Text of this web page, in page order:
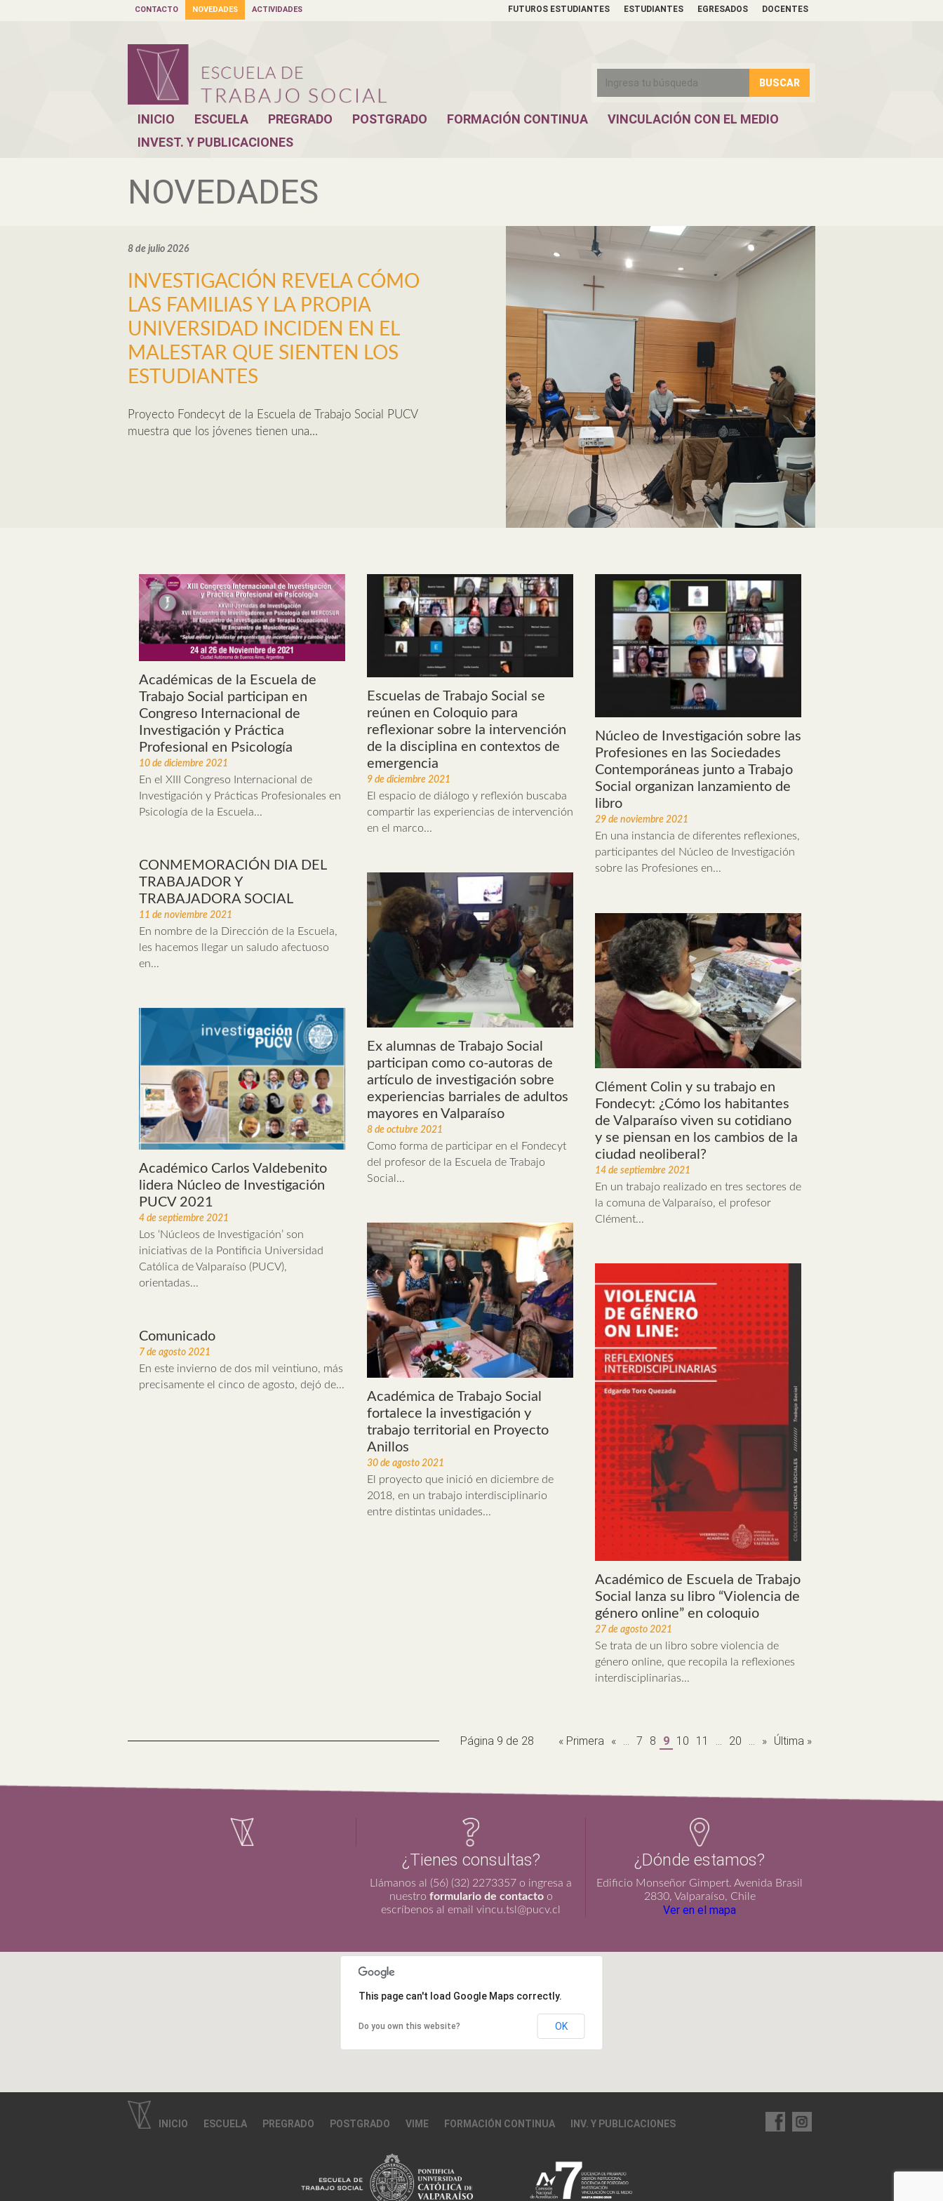
CONTACTO NOVEDADES ACTIVIDADES FUTUROS ESTUDIANTES ESTUDIANTES EGRESADOS DOCENTES
INICIO ESCUELA PREGRADO POSTGRADO FORMACIÓN CONTINUA
VINCULACIÓN CON EL MEDIO
INVEST. Y PUBLICACIONES
NOVEDADES
8 de julio 2026
INVESTIGACIÓN REVELA CÓMO
LAS FAMILIAS Y LA PROPIA
UNIVERSIDAD INCIDEN EN EL
MALESTAR QUE SIENTEN LOS
ESTUDIANTES
Proyecto Fondecyt de la Escuela de Trabajo Social PUCV
muestra que los jóvenes tienen una...
Académicas de la Escuela de
Trabajo Social participan en
Congreso Internacional de
Investigación y Práctica
Profesional en Psicología
10 de diciembre 2021
En el XIII Congreso Internacional de
Investigación y Prácticas Profesionales en
Psicología de la Escuela...
Escuelas de Trabajo Social se
reúnen en Coloquio para
reflexionar sobre la intervención
de la disciplina en contextos de
emergencia
9 de diciembre 2021
El espacio de diálogo y reflexión buscaba
compartir las experiencias de intervención
en el marco...
Núcleo de Investigación sobre las
Profesiones en las Sociedades
Contemporáneas junto a Trabajo
Social organizan lanzamiento de
libro
29 de noviembre 2021
En una instancia de diferentes reflexiones,
participantes del Núcleo de Investigación
sobre las Profesiones en...
CONMEMORACIÓN DIA DEL
TRABAJADOR Y
TRABAJADORA SOCIAL
11 de noviembre 2021
En nombre de la Dirección de la Escuela,
les hacemos llegar un saludo afectuoso
en...
Ex alumnas de Trabajo Social
participan como co-autoras de
artículo de investigación sobre
experiencias barriales de adultos
mayores en Valparaíso
8 de octubre 2021
Como forma de participar en el Fondecyt
del profesor de la Escuela de Trabajo
Social...
Clément Colin y su trabajo en
Fondecyt: ¿Cómo los habitantes
de Valparaíso viven su cotidiano
y se piensan en los cambios de la
ciudad neoliberal?
14 de septiembre 2021
En un trabajo realizado en tres sectores de
la comuna de Valparaíso, el profesor
Clément...
Académico Carlos Valdebenito
lidera Núcleo de Investigación
PUCV 2021
4 de septiembre 2021
Los ‘Núcleos de Investigación’ son
iniciativas de la Pontificia Universidad
Católica de Valparaíso (PUCV),
orientadas...
Académica de Trabajo Social
fortalece la investigación y
trabajo territorial en Proyecto
Anillos
30 de agosto 2021
El proyecto que inició en diciembre de
2018, en un trabajo interdisciplinario
entre distintas unidades...
Académico de Escuela de Trabajo
Social lanza su libro “Violencia de
género online” en coloquio
27 de agosto 2021
Se trata de un libro sobre violencia de
género online, que recopila la reflexiones
interdisciplinarias...
Comunicado
7 de agosto 2021
En este invierno de dos mil veintiuno, más
precisamente el cinco de agosto, dejó de...
Página 9 de 28 « Primera « 7 8 9 10 11 20 » Última »
¿Tienes consultas?
Llámanos al (56) (32) 2273357 o ingresa a
nuestro formulario de contactoo
escríbenos al email vincu.tsl@pucv.cl
¿Dónde estamos?
Edificio Monseñor Gimpert. Avenida Brasil
2830, Valparaíso, Chile
Ver en el mapa
This page can't load Google Maps correctly.
Do you own this website? OK
INICIO ESCUELA PREGRADO POSTGRADO VIME FORMACIÓN CONTINUA INV. Y PUBLICACIONES